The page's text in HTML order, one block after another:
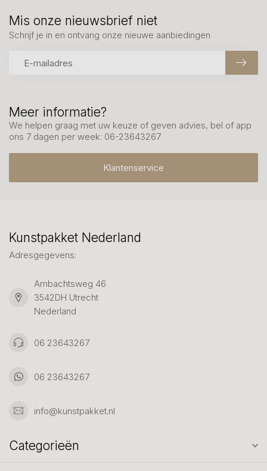
Meer informatie?
We helpen graag met uw keuze of geven advies, bel of app
ons 7 dagen per week: 06-23643267
Klantenservice
Mis onze nieuwsbrief niet
Schrijf je in en ontvang onze nieuwe aanbiedingen
Kunstpakket Nederland
Adresgegevens:
Ambachtsweg 46
3542DH Utrecht
Nederland
06 23643267
06 23643267
info@kunstpakket.nl
Categorieën